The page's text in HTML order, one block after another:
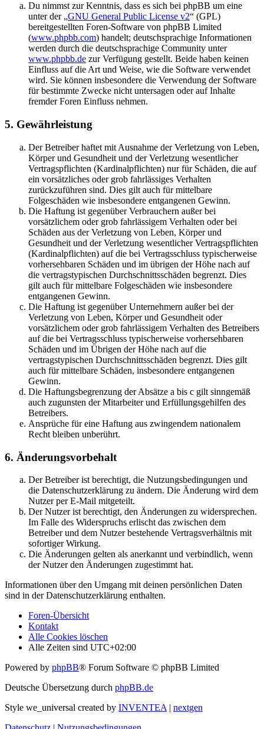
Du nimmst zur Kenntnis, dass es sich bei phpBB um eine
unter der „GNU General Public License v2“ (GPL)
bereitgestellten Foren-Software von phpBB Limited
(www.phpbb.com) handelt; deutschsprachige Informationen
werden durch die deutschsprachige Community unter
www.phpbb.de zur Verfügung gestellt. Beide haben keinen
Einfluss auf die Art und Weise, wie die Software verwendet
wird. Sie können insbesondere die Verwendung der Software
für bestimmte Zwecke nicht untersagen oder auf Inhalte
fremder Foren Einfluss nehmen.
5. Gewährleistung
Der Betreiber haftet mit Ausnahme der Verletzung von Leben,
Körper und Gesundheit und der Verletzung wesentlicher
Vertragspflichten (Kardinalpflichten) nur für Schäden, die auf
ein vorsätzliches oder grob fahrlässiges Verhalten
zurückzuführen sind. Dies gilt auch für mittelbare
Folgeschäden wie insbesondere entgangenen Gewinn.
Die Haftung ist gegenüber Verbrauchern außer bei
vorsätzlichem oder grob fahrlässigem Verhalten oder bei
Schäden aus der Verletzung von Leben, Körper und
Gesundheit und der Verletzung wesentlicher Vertragspflichten
(Kardinalpflichten) auf die bei Vertragsschluss typischerweise
vorhersehbaren Schäden und im übrigen der Höhe nach auf
die vertragstypischen Durchschnittsschäden begrenzt. Dies
gilt auch für mittelbare Folgeschäden wie insbesondere
entgangenen Gewinn.
Die Haftung ist gegenüber Unternehmern außer bei der
Verletzung von Leben, Körper und Gesundheit oder
vorsätzlichem oder grob fahrlässigem Verhalten des Betreibers
auf die bei Vertragsschluss typischerweise vorhersehbaren
Schäden und im Übrigen der Höhe nach auf die
vertragstypischen Durchschnittsschäden begrenzt. Dies gilt
auch für mittelbare Schäden, insbesondere entgangenen
Gewinn.
Die Haftungsbegrenzung der Absätze a bis c gilt sinngemäß
auch zugunsten der Mitarbeiter und Erfüllungsgehilfen des
Betreibers.
Ansprüche für eine Haftung aus zwingendem nationalem
Recht bleiben unberührt.
6. Änderungsvorbehalt
Der Betreiber ist berechtigt, die Nutzungsbedingungen und
die Datenschutzerklärung zu ändern. Die Änderung wird dem
Nutzer per E-Mail mitgeteilt.
Der Nutzer ist berechtigt, den Änderungen zu widersprechen.
Im Falle des Widerspruchs erlischt das zwischen dem
Betreiber und dem Nutzer bestehende Vertragsverhältnis mit
sofortiger Wirkung.
Die Änderungen gelten als anerkannt und verbindlich, wenn
der Nutzer den Änderungen zugestimmt hat.
Informationen über den Umgang mit deinen persönlichen Daten
sind in der Datenschutzerklärung enthalten.
Foren-Übersicht
Kontakt
Alle Cookies löschen
Alle Zeiten sind UTC+02:00
Powered by phpBB® Forum Software © phpBB Limited
Deutsche Übersetzung durch phpBB.de
Style we_universal created by INVENTEA | nextgen